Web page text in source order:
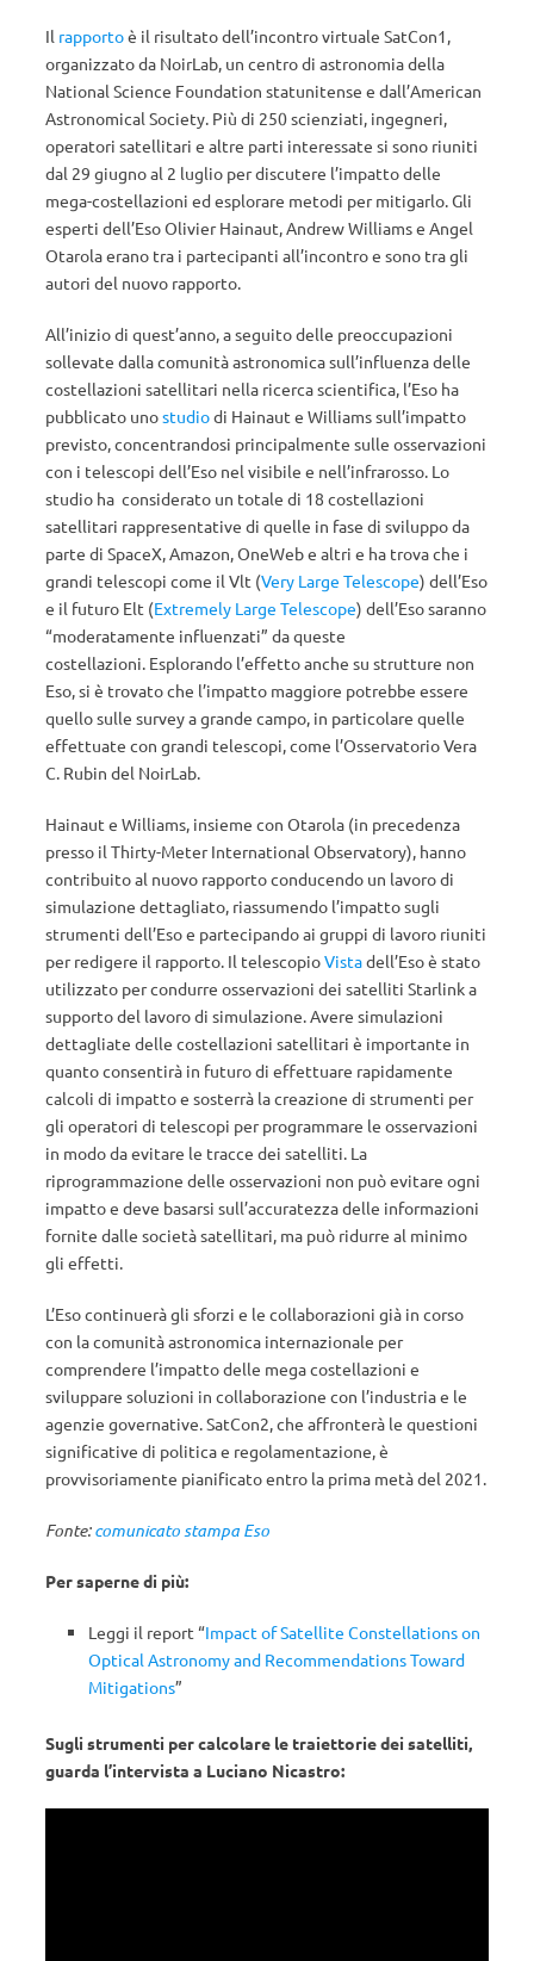
Il rapportoè il risultato dell’incontro virtuale SatCon1,
organizzato da NoirLab, un centro di astronomia della
National Science Foundation statunitense e dall’American
Astronomical Society. Più di 250 scienziati, ingegneri,
operatori satellitari e altre parti interessate si sono riuniti
dal 29 giugno al 2 luglio per discutere l’impatto delle
mega-costellazioni ed esplorare metodi per mitigarlo. Gli
esperti dell’Eso Olivier Hainaut, Andrew Williams e Angel
Otarola erano tra i partecipanti all’incontro e sono tra gli
autori del nuovo rapporto.
All’inizio di quest’anno, a seguito delle preoccupazioni
sollevate dalla comunità astronomica sull’influenza delle
costellazioni satellitari nella ricerca scientifica, l’Eso ha
pubblicato unostudiodi Hainaut e Williams sull’impatto
previsto, concentrandosi principalmente sulle osservazioni
con i telescopi dell’Eso nel visibile e nell’infrarosso. Lo
studio ha considerato un totale di 18 costellazioni
satellitari rappresentative di quelle in fase di sviluppo da
parte di SpaceX, Amazon, OneWeb e altri e ha trova che i
grandi telescopi come il Vlt (Very Large Telescope) dell’Eso
e il futuro Elt (Extremely Large Telescope) dell’Eso saranno
“moderatamente influenzati” da queste
costellazioni. Esplorando l’effetto anche su strutture non
Eso, si è trovato che l’impatto maggiore potrebbe essere
quello sulle survey a grande campo, in particolare quelle
effettuate con grandi telescopi, come l’Osservatorio Vera
C. Rubin del NoirLab.
Hainaut e Williams, insieme con Otarola (in precedenza
presso il Thirty-Meter International Observatory), hanno
contribuito al nuovo rapporto conducendo un lavoro di
simulazione dettagliato, riassumendo l’impatto sugli
strumenti dell’Eso e partecipando ai gruppi di lavoro riuniti
per redigere il rapporto. Il telescopioVistadell’Eso è stato
utilizzato per condurre osservazioni dei satelliti Starlink a
supporto del lavoro di simulazione. Avere simulazioni
dettagliate delle costellazioni satellitari è importante in
quanto consentirà in futuro di effettuare rapidamente
calcoli di impatto e sosterrà la creazione di strumenti per
gli operatori di telescopi per programmare le osservazioni
in modo da evitare le tracce dei satelliti. La
riprogrammazione delle osservazioni non può evitare ogni
impatto e deve basarsi sull’accuratezza delle informazioni
fornite dalle società satellitari, ma può ridurre al minimo
gli effetti.
L’Eso continuerà gli sforzi e le collaborazioni già in corso
con la comunità astronomica internazionale per
comprendere l’impatto delle mega costellazioni e
sviluppare soluzioni in collaborazione con l’industria e le
agenzie governative. SatCon2, che affronterà le questioni
significative di politica e regolamentazione, è
provvisoriamente pianificato entro la prima metà del 2021.
Fonte:comunicato stampa Eso
Per saperne di più:
Leggi il report “Impact of Satellite Constellations on
Optical Astronomy and Recommendations Toward
Mitigations”
Sugli strumenti per calcolare le traiettorie dei satelliti,
guarda l’intervista a Luciano Nicastro: